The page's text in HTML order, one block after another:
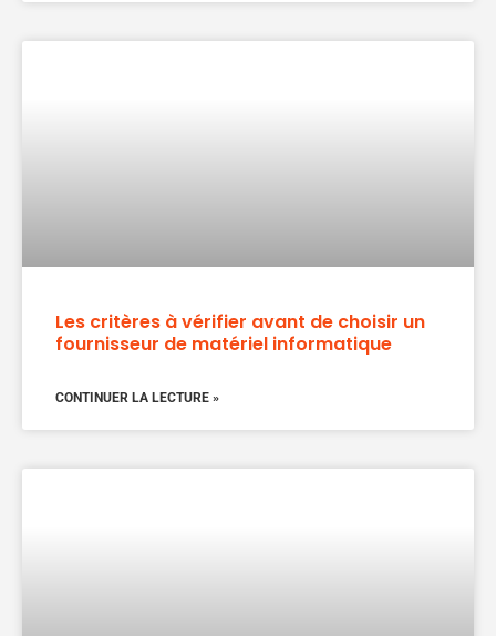
Les critères à vérifier avant de choisir un
fournisseur de matériel informatique
CONTINUER LA LECTURE »